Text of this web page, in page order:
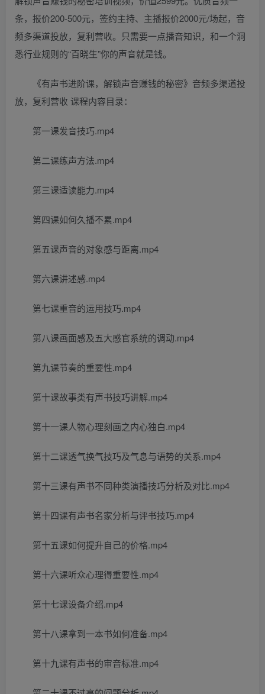
条，报价200-500元，签约主持、主播报价2000元/场起，音
频多渠道投放，复利营收。只需要一点播音知识，和一个洞
悉行业规则的“百晓生”你的声音就是钱。
《有声书进阶课，解锁声音赚钱的秘密》音频多渠道投
放，复利营收 课程内容目录：
第一课发音技巧.mp4
第二课练声方法.mp4
第三课适读能力.mp4
第四课如何久播不累.mp4
第五课声音的对象感与距离.mp4
第六课讲述感.mp4
第七课重音的运用技巧.mp4
第八课画面感及五大感官系统的调动.mp4
第九课节奏的重要性.mp4
第十课故事类有声书技巧讲解.mp4
第十一课人物心理刻画之内心独白.mp4
第十二课透气换气技巧及气息与语势的关系.mp4
第十三课有声书不同种类演播技巧分析及对比.mp4
第十四课有声书名家分析与评书技巧.mp4
第十五课如何提升自己的价格.mp4
第十六课听众心理得重要性.mp4
第十七课设备介绍.mp4
第十八课拿到一本书如何准备.mp4
第十九课有声书的审音标准.mp4